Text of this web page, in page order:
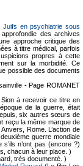
Juifs en psychiatrie sous
des archives
approche critique des
à titre médical, parfois
propres à cette
sur la morbidité. Ce
possible des documents
- Page ROMANET
à recevoir ce titre en
de la guerre, était
six autres sœurs de
reçu la même marque de
Rome. L’action de
guerre mondiale
n’ont pas (encore ?)
chacun à leur place. )
très documenté. )